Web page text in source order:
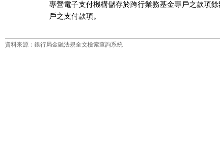
專營電子支付機構儲存於跨行業務基金專戶之款項
戶之支付款項。
資料來源：銀行局金融法規全文檢索查詢系統